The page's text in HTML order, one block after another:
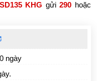
SD135 KHG gửi290 hoặc
ngày